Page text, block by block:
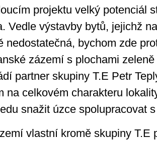
projektu velký potenciál
Vedle výstavby bytů, jejichž
nedostatečná, bychom zde
zázemí s plochami
partner skupiny T.E Petr
na celkovém charakteru
snažit úzce spolupracovat s
vlastní kromě skupiny T.E